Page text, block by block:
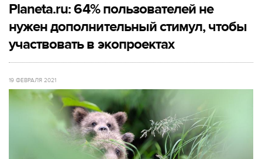
Planeta.ru: 64% пользователей не
нужен дополнительный стимул, чтобы
участвовать в экопроектах
19 ФЕВРАЛЯ 2021